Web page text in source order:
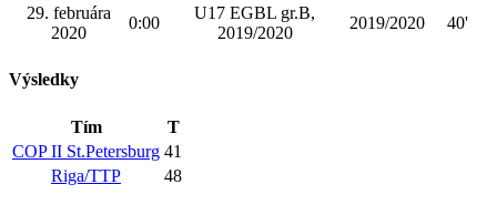
29. februára
2020
0:00
U17 EGBL gr.B,
2019/2020
2019/2020 40'
Výsledky
Tím
T
COP II St.Petersburg 41
Riga/TTP
48